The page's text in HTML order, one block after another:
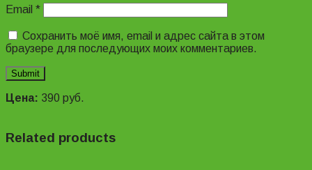
Email *
Сохранить моё имя, email и адрес сайта в этом
браузере для последующих моих комментариев.
Цена: 390 руб.
Related products